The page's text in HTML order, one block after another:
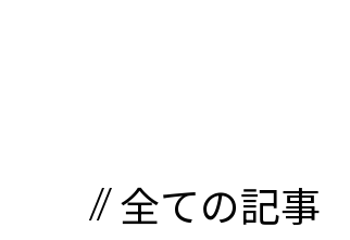
全ての記事